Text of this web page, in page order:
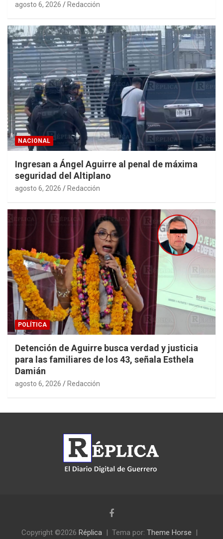
agosto 6, 2026 Redacción
NACIONAL
Ingresan a Ángel Aguirre al penal de máxima
seguridad del Altiplano
agosto 6, 2026 Redacción
POLÍTICA
Detención de Aguirre busca verdad y justicia
para las familiares de los 43, señala Esthela
Damián
agosto 6, 2026 Redacción
Copyright ©2026 Réplica Tema por: Theme Horse